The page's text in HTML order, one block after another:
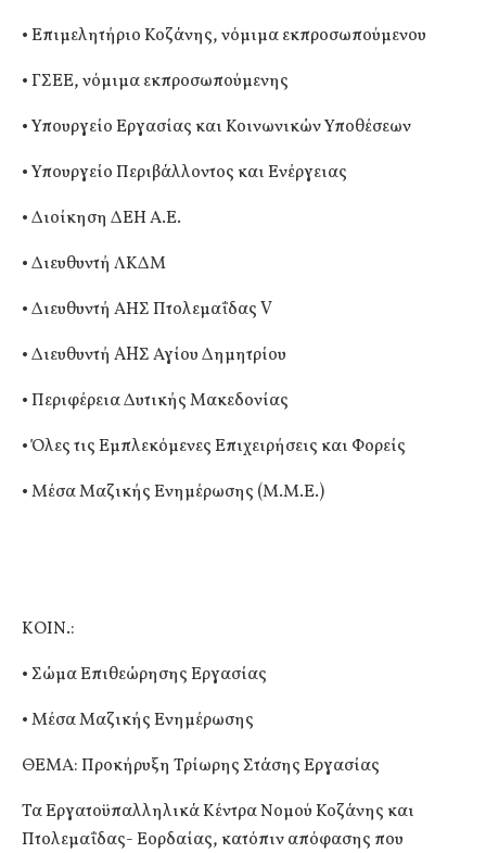
• Επιμελητήριο Κοζάνης, νόμιμα εκπροσωπούμενου
• ΓΣΕΕ, νόμιμα εκπροσωπούμενης
• Υπουργείο Εργασίας και Κοινωνικών Υποθέσεων
• Υπουργείο Περιβάλλοντος και Ενέργειας
• Διοίκηση ΔΕΗ Α.Ε.
• Διευθυντή ΛΚΔΜ
• Διευθυντή ΑΗΣ Πτολεμαΐδας V
• Διευθυντή AHΣ Αγίου Δημητρίου
• Περιφέρεια Δυτικής Μακεδονίας
• Όλες τις Εμπλεκόμενες Επιχειρήσεις και Φορείς
• Μέσα Μαζικής Ενημέρωσης (Μ.Μ.Ε.)
ΚΟΙΝ.:
• Σώμα Επιθεώρησης Εργασίας
• Μέσα Μαζικής Ενημέρωσης
ΘΕΜΑ: Προκήρυξη Τρίωρης Στάσης Εργασίας
Τα Εργατοϋπαλληλικά Κέντρα Νομού Κοζάνης και
Πτολεμαΐδας- Εορδαίας, κατόπιν απόφασης που